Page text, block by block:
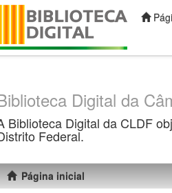
Digital da
Biblioteca Digital da CLDF
Federal.
Página inicial